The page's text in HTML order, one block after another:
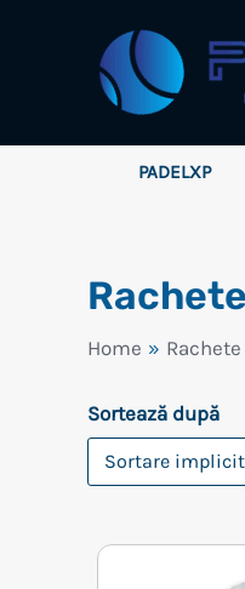
PADELXP
Home
Sortează după